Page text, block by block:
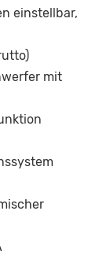
einstellbar,
mit